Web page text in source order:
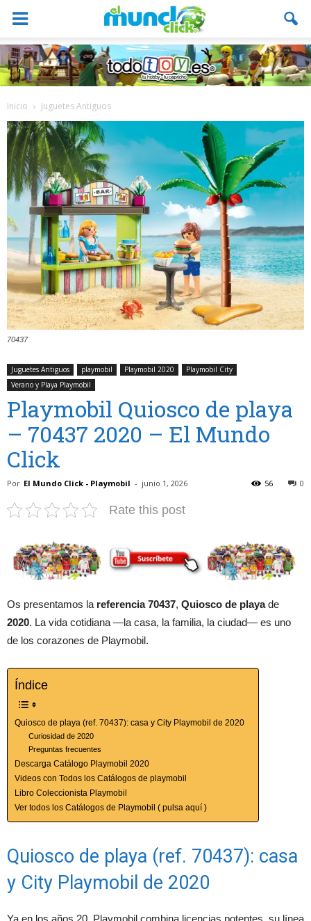
Inicio Juguetes Antiguos
70437
Juguetes Antiguos playmobil Playmobil 2020
Playmobil City
Verano y Playa Playmobil
Playmobil Quiosco de playa
– 70437 2020 – El Mundo
Click
Por El Mundo Click - Playmobil - junio 1, 2026 0
56
Rate this post
Os presentamos la referencia 70437, Quiosco de playade
2020. La vida cotidiana —la casa, la familia, la ciudad— es uno
de los corazones de Playmobil.
Índice
Quiosco de playa (ref. 70437): casa y City Playmobil de 2020
Curiosidad de 2020
Preguntas frecuentes
Descarga Catálogo Playmobil 2020
Videos con Todos los Catálogos de playmobil
Libro Coleccionista Playmobil
Ver todos los Catálogos de Playmobil ( pulsa aquí )
Quiosco de playa (ref. 70437): casa
y City Playmobil de 2020
Ya en los años 20, Playmobil combina licencias potentes, su línea